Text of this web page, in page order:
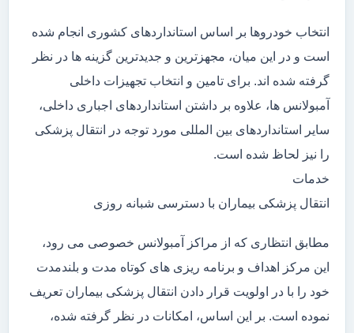
انتخاب خودروها بر اساس استانداردهای کشوری انجام شده
است و در این میان، مجهزترین و جدیدترین گزینه ها در نظر
گرفته شده اند. برای تامین و انتخاب تجهیزات داخلی
آمبولانس ها، علاوه بر داشتن استانداردهای اجباری داخلی،
سایر استانداردهای بین المللی مورد توجه در انتقال پزشکی
را نیز لحاظ شده است.
خدمات
انتقال پزشکی بیماران با دسترسی شبانه روزی
مطابق انتظاری که از مراکز آمبولانس خصوصی می رود،
این مرکز اهداف و برنامه ریزی های کوتاه مدت و بلندمدت
خود را با در اولویت قرار دادن انتقال پزشکی بیماران تعریف
نموده است. بر این اساس، امکانات در نظر گرفته شده،